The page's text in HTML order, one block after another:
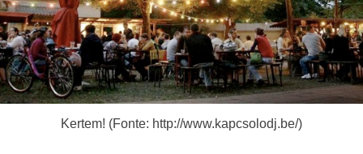
Kertem! (Fonte: http://www.kapcsolodj.be/)